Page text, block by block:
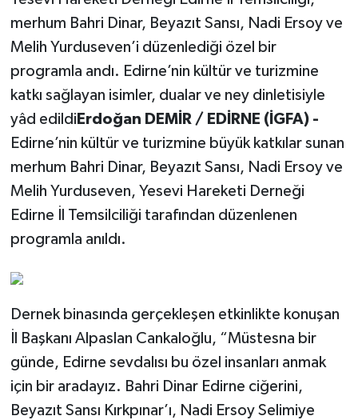
merhum Bahri Dinar, Beyazıt Sansı, Nadi Ersoy ve
Melih Yurduseven’i düzenlediği özel bir
programla andı. Edirne’nin kültür ve turizmine
katkı sağlayan isimler, dualar ve ney dinletisiyle
yâd edildi Erdoğan DEMİR / EDİRNE (İGFA) -
Edirne’nin kültür ve turizmine büyük katkılar sunan
merhum Bahri Dinar, Beyazıt Sansı, Nadi Ersoy ve
Melih Yurduseven, Yesevi Hareketi Derneği
Edirne İl Temsilciliği tarafından düzenlenen
programla anıldı.
Dernek binasında gerçekleşen etkinlikte konuşan
İl Başkanı Alpaslan Cankaloğlu, “Müstesna bir
günde, Edirne sevdalısı bu özel insanları anmak
için bir aradayız. Bahri Dinar Edirne ciğerini,
Beyazıt Sansı Kırkpınar’ı, Nadi Ersoy Selimiye